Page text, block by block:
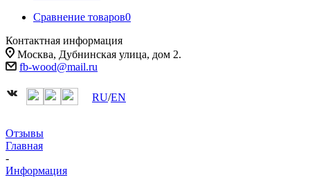
Сравнение товаров0
Контактная информация
Москва, Дубнинская улица, дом 2.
fb-wood@mail.ru
RU/EN
Отзывы
Главная
-
Информация